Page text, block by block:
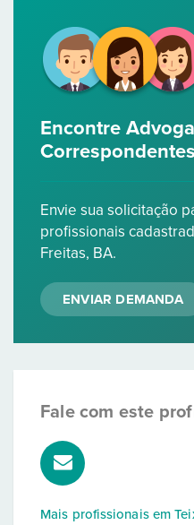
Encontre
Envie sua solicitação
profissionais
Freitas, BA.
ENVIAR DEMANDA
Fale com este
Mais profissionais em